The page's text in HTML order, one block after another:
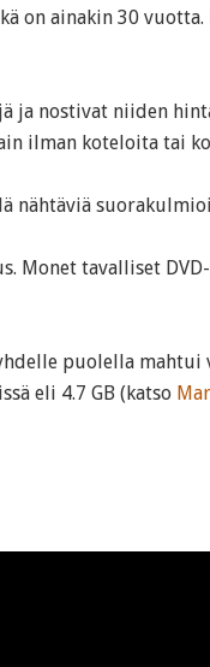
on ainakin 30
nostivat niiden
ilman koteloita tai
nähtäviä
Monet tavalliset
puolella mahtui
eli 4.7 GB (katso